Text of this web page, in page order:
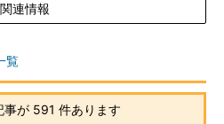
関連情報
覧
事が 591 件あります